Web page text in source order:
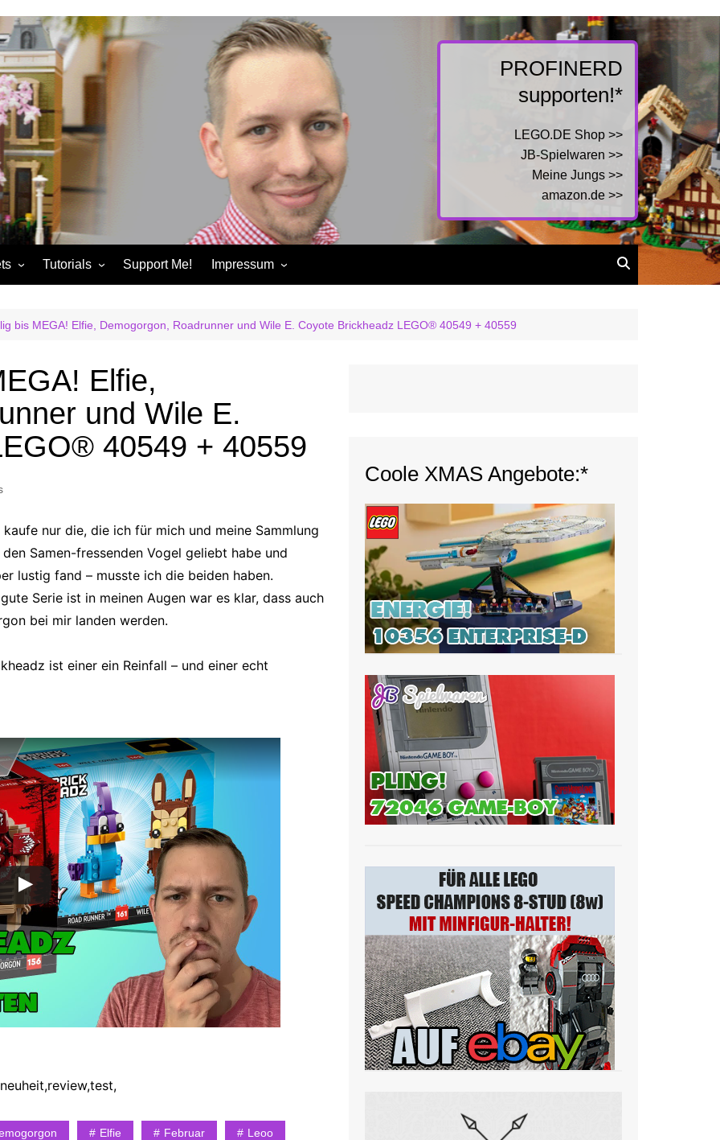
PROFINERD
supporten!*
LEGO.DE Shop >>
JB-Spielwaren >>
Meine Jungs >>
amazon.de >>
Tutorials
Pybricks Tutorials
Support Me! Impressum
AGB
bis MEGA! Elfie, Demogorgon, Roadrunner und Wile E. Coyote Brickheadz LEGO® 40549 + 40559
Elfie,
und Wile E.
40549 + 40559
nur die, die ich für mich und meine Sammlung
Samen-fressenden Vogel geliebt habe und
lustig fand – musste ich die beiden haben.
Serie ist in meinen Augen war es klar, dass auch
bei mir landen werden.
ist einer ein Reinfall – und einer echt
Elfie Februar Leoo
Coole XMAS Angebote:*